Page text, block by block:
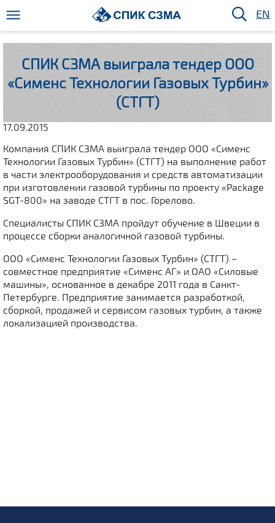
EN
СПИК СЗМА выиграла тендер ООО
«Сименс Технологии Газовых Турбин»
(СТГТ)
17.09.2015
Компания СПИК СЗМА выиграла тендер ООО «Сименс
Технологии Газовых Турбин» (СТГТ) на выполнение работ
в части электрооборудования и средств автоматизации
при изготовлении газовой турбины по проекту «Package
SGT-800» на заводе СТГТ в пос. Горелово.
Cпециалисты СПИК СЗМА пройдут обучение в Швеции в
процессе сборки аналогичной газовой турбины.
ООО «Сименс Технологии Газовых Турбин» (СТГТ) –
совместное предприятие «Сименс АГ» и ОАО «Силовые
машины», основанное в декабре 2011 года в Санкт-
Петербурге. Предприятие занимается разработкой,
сборкой, продажей и сервисом газовых турбин, а также
локализацией производства.